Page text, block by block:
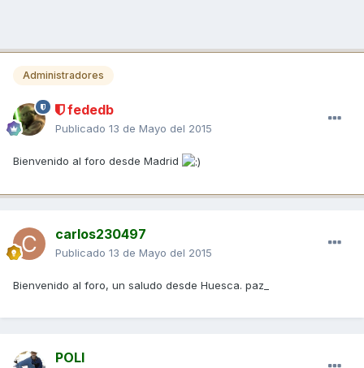
Administradores
fededb
Publicado 13 de Mayo del 2015
Bienvenido al foro desde Madrid
carlos230497
Publicado 13 de Mayo del 2015
Bienvenido al foro, un saludo desde Huesca. paz_
POLI